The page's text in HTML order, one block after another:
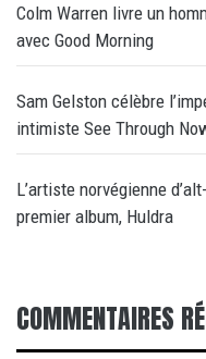
Colm Warren livre un
avec Good Morning
Sam Gelston célèbre
intimiste See Through
L’artiste norvégienne
premier album, Huldra
COMMENTAIRES